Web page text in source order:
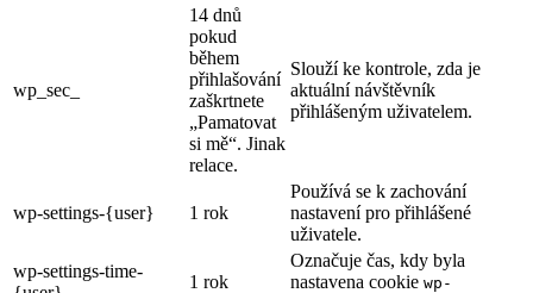
wp_sec_
14 dnů
pokud
během
přihlašování
zaškrtnete
„Pamatovat
si mě“. Jinak
relace.
Slouží ke kontrole, zda je
aktuální návštěvník
přihlášeným uživatelem.
wp-settings-{user} 1 rok
Používá se k zachování
nastavení pro přihlášené
uživatele.
wp-settings-time-
1 rok
Označuje čas, kdy byla
nastavena cookie wp-